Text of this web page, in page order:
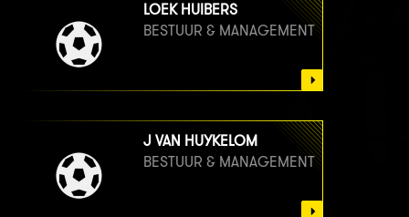
LOEK HUIBERS
BESTUUR & MANAGEMENT
J VAN HUYKELOM
BESTUUR & MANAGEMENT